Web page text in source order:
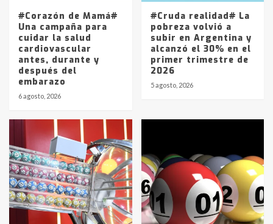
#Corazón de Mamá#
Una campaña para
cuidar la salud
cardiovascular
antes, durante y
después del
embarazo
6 agosto, 2026
#Cruda realidad# La
pobreza volvió a
subir en Argentina y
alcanzó el 30% en el
primer trimestre de
2026
5 agosto, 2026